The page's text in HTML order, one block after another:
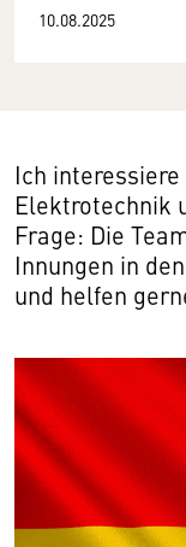
10.08.2025
Ich
Elektrotechnik
Frage: Die
Innungen in
und helfen